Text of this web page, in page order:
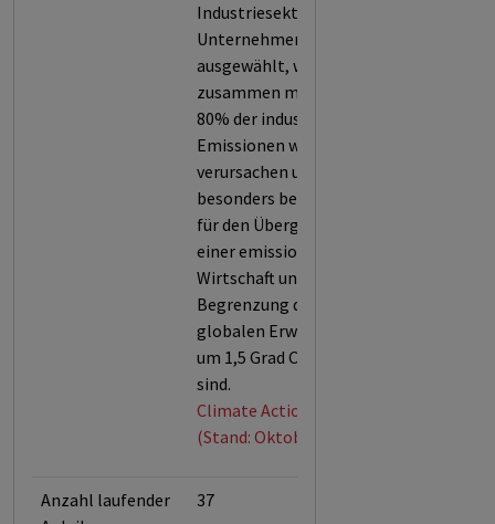
Industriesektoren. Die
Unternehmen wurden
ausgewählt, weil sie
zusammen mehr als
80% der industriellen
Emissionen weltweit
verursachen und daher
besonders bedeutsam
für den Übergang zu
einer emissionsfreien
Wirtschaft und der
Begrenzung der
globalen Erwärmung
um 1,5 Grad Celsius
sind.
Climate Action 100+
(Stand: Oktober 2025)
Anzahl laufender
37